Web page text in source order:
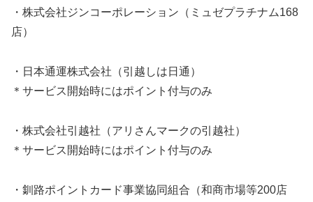
・株式会社ジンコーポレーション（ミュゼプラチナム168
店）
・日本通運株式会社（引越しは日通）
＊サービス開始時にはポイント付与のみ
・株式会社引越社（アリさんマークの引越社）
＊サービス開始時にはポイント付与のみ
・釧路ポイントカード事業協同組合（和商市場等200店